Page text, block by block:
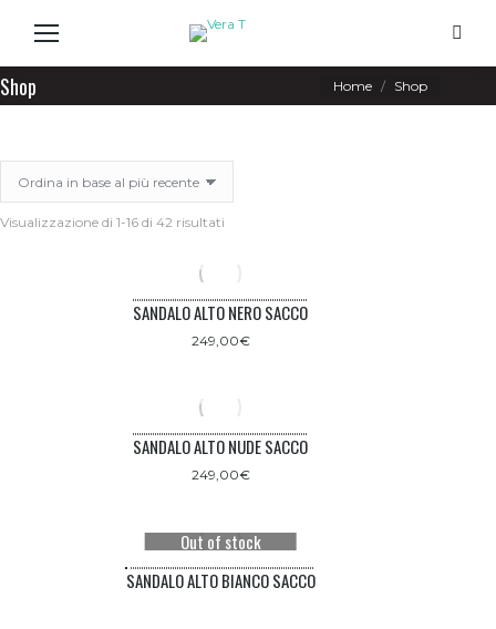
Search:
Shop You are here:
Home Shop
Visualizzazione di 1-16 di 42 risultati
recente
SANDALO ALTO NERO SACCO
249,00€
SANDALO ALTO NUDE SACCO
249,00€
Out of stock
SANDALO ALTO BIANCO SACCO